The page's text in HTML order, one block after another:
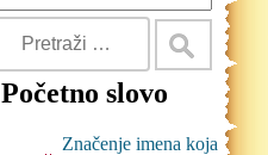
Početno slovo
Značenje imena koja